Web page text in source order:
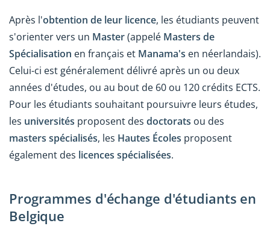
Après l'obtention de leur licence, les étudiants peuvent
s'orienter vers un Master(appelé Masters de
Spécialisation en français et Manama's en néerlandais).
Celui-ci est généralement délivré après un ou deux
années d'études, ou au bout de 60 ou 120 crédits ECTS.
Pour les étudiants souhaitant poursuivre leurs études,
les universités proposent des doctorats ou des
masters spécialisés, les Hautes Écoles proposent
également des licences spécialisées.
Programmes d'échange d'étudiants en
Belgique